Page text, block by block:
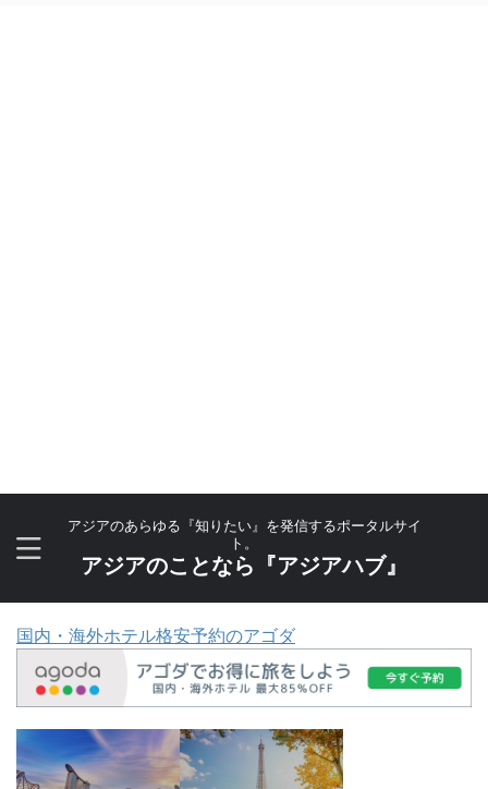
アジアのあらゆる『知りたい』を発信するポータルサイ
ト。
アジアのことなら『アジアハブ』
国内・海外ホテル格安予約のアゴダ